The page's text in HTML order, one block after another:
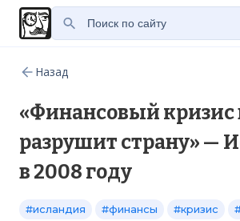
Назад
«Финансовый кризис
разрушит страну» —
в 2008 году
#исландия #финансы #кризис